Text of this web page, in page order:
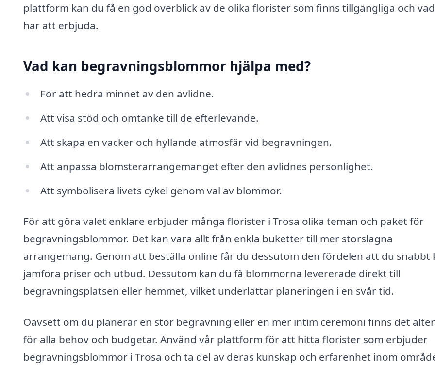
plattform kan du få en god överblick av de olika florister som finns tillgängliga och
har att erbjuda.
Vad kan begravningsblommor hjälpa med?
För att hedra minnet av den avlidne.
Att visa stöd och omtanke till de efterlevande.
Att skapa en vacker och hyllande atmosfär vid begravningen.
Att anpassa blomsterarrangemanget efter den avlidnes personlighet.
Att symbolisera livets cykel genom val av blommor.
För att göra valet enklare erbjuder många florister i Trosa olika teman och paket för
begravningsblommor. Det kan vara allt från enkla buketter till mer storslagna
arrangemang. Genom att beställa online får du dessutom den fördelen att du snabbt
jämföra priser och utbud. Dessutom kan du få blommorna levererade direkt till
begravningsplatsen eller hemmet, vilket underlättar planeringen i en svår tid.
Oavsett om du planerar en stor begravning eller en mer intim ceremoni finns det
för alla behov och budgetar. Använd vår plattform för att hitta florister som erbjuder
begravningsblommor i Trosa och ta del av deras kunskap och erfarenhet inom